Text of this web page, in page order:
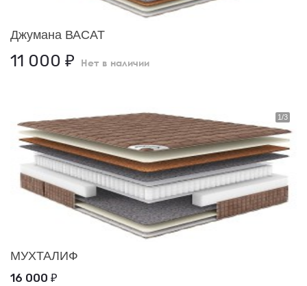
Джумана ВАСАТ
11 000 ₽ Нет в наличии
МУХТАЛИФ
16 000 ₽